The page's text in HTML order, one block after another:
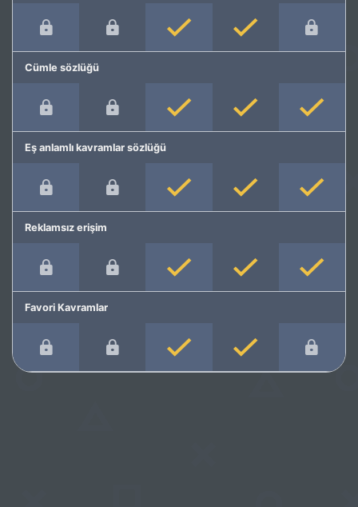
Cümle sözlüğü
Eş anlamlı kavramlar sözlüğü
Reklamsız erişim
Favori Kavramlar